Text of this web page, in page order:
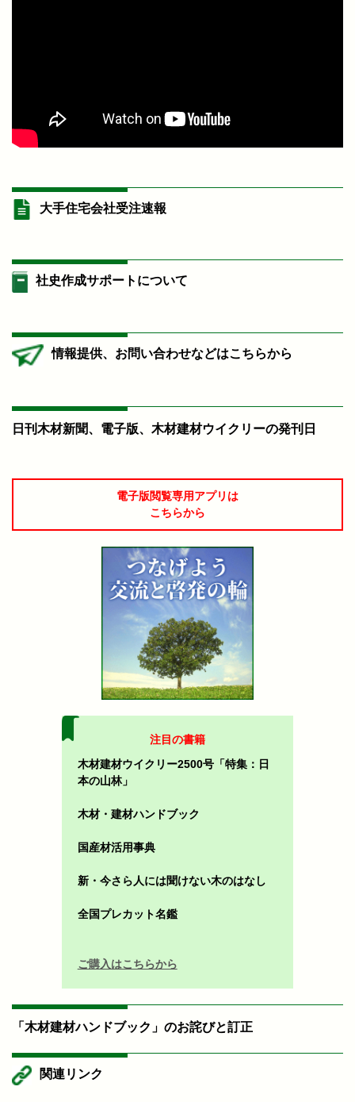
大手住宅会社受注速報
社史作成サポートについて
情報提供、お問い合わせなどはこちらから
日刊木材新聞、電子版、木材建材ウイクリーの発刊日
電子版閲覧専用アプリは
こちらから
注目の書籍
木材建材ウイクリー2500号「特集：日
本の山林」
木材・建材ハンドブック
国産材活用事典
新・今さら人には聞けない木のはなし
全国プレカット名鑑
ご購入はこちらから
「木材建材ハンドブック」のお詫びと訂正
関連リンク